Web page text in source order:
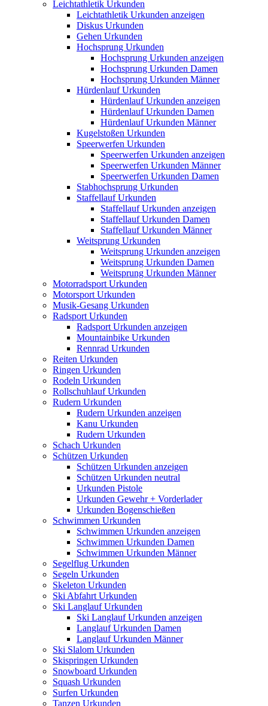
Leichtathletik Urkunden
Leichtathletik Urkunden anzeigen
Diskus Urkunden
Gehen Urkunden
Hochsprung Urkunden
Hochsprung Urkunden anzeigen
Hochsprung Urkunden Damen
Hochsprung Urkunden Männer
Hürdenlauf Urkunden
Hürdenlauf Urkunden anzeigen
Hürdenlauf Urkunden Damen
Hürdenlauf Urkunden Männer
Kugelstoßen Urkunden
Speerwerfen Urkunden
Speerwerfen Urkunden anzeigen
Speerwerfen Urkunden Männer
Speerwerfen Urkunden Damen
Stabhochsprung Urkunden
Staffellauf Urkunden
Staffellauf Urkunden anzeigen
Staffellauf Urkunden Damen
Staffellauf Urkunden Männer
Weitsprung Urkunden
Weitsprung Urkunden anzeigen
Weitsprung Urkunden Damen
Weitsprung Urkunden Männer
Motorradsport Urkunden
Motorsport Urkunden
Musik-Gesang Urkunden
Radsport Urkunden
Radsport Urkunden anzeigen
Mountainbike Urkunden
Rennrad Urkunden
Reiten Urkunden
Ringen Urkunden
Rodeln Urkunden
Rollschuhlauf Urkunden
Rudern Urkunden
Rudern Urkunden anzeigen
Kanu Urkunden
Rudern Urkunden
Schach Urkunden
Schützen Urkunden
Schützen Urkunden anzeigen
Schützen Urkunden neutral
Urkunden Pistole
Urkunden Gewehr + Vorderlader
Urkunden Bogenschießen
Schwimmen Urkunden
Schwimmen Urkunden anzeigen
Schwimmen Urkunden Damen
Schwimmen Urkunden Männer
Segelflug Urkunden
Segeln Urkunden
Skeleton Urkunden
Ski Abfahrt Urkunden
Ski Langlauf Urkunden
Ski Langlauf Urkunden anzeigen
Langlauf Urkunden Damen
Langlauf Urkunden Männer
Ski Slalom Urkunden
Skispringen Urkunden
Snowboard Urkunden
Squash Urkunden
Surfen Urkunden
Tanzen Urkunden